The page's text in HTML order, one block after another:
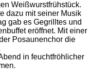
Weißwurstfrühstück.
dazu mit seiner Musik
gab es Gegrilltes und
eröffnet. Mit einer
Posaunenchor die
in feuchtfröhlicher